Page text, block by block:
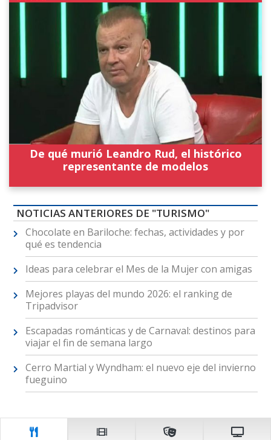
De qué murió Leandro Rud, el histórico
representante de modelos
NOTICIAS ANTERIORES DE "TURISMO"
Chocolate en Bariloche: fechas, actividades y por
qué es tendencia
Ideas para celebrar el Mes de la Mujer con amigas
Mejores playas del mundo 2026: el ranking de
Tripadvisor
Escapadas románticas y de Carnaval: destinos para
viajar el fin de semana largo
Cerro Martial y Wyndham: el nuevo eje del invierno
fueguino